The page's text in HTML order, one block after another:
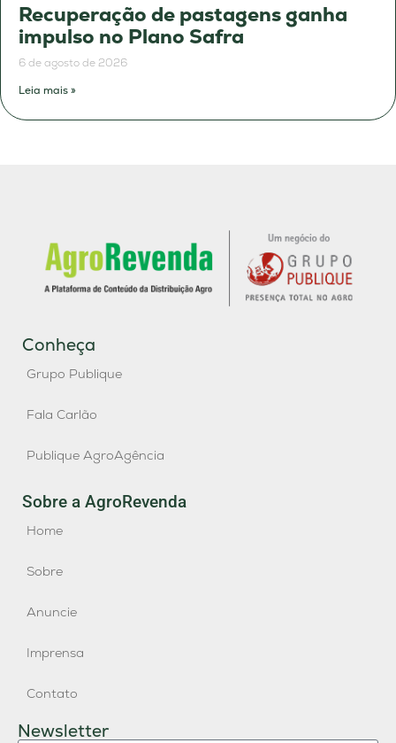
Recuperação de pastagens ganha
impulso no Plano Safra
6 de agosto de 2026
Leia mais »
Conheça
Grupo Publique
Fala Carlão
Publique AgroAgência
Sobre a AgroRevenda
Home
Sobre
Anuncie
Imprensa
Contato
Newsletter